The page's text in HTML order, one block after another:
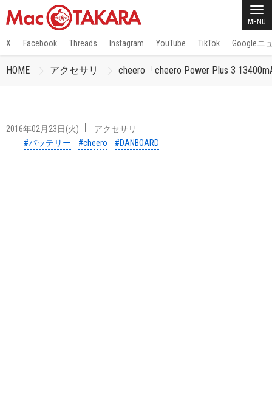
MENU
X Facebook Threads Instagram YouTube TikTok Googleニ
HOME アクセサリ cheero「cheero Power Plus 3
2016年02月23日(火)
アクセサリ
#バッテリー
#cheero #DANBOARD